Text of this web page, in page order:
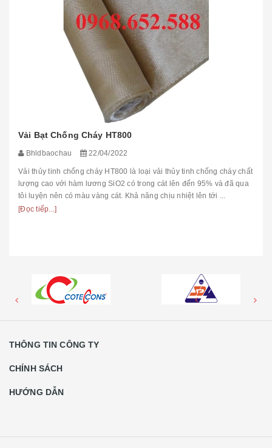
Áo khoác điện lực màu vàng cam Mã sản phẩm: QABHLĐBC-VN
Nhà sản xuất: Việt Nam Nước sản xuất: Việt Nam Tiêu chuẩn chất
lượng: TCVN 6692-2000 Chất liệu: vải Hàn Quốc G...
THÔNG TIN CÔNG TY
CHÍNH SÁCH
HƯỚNG DẪN